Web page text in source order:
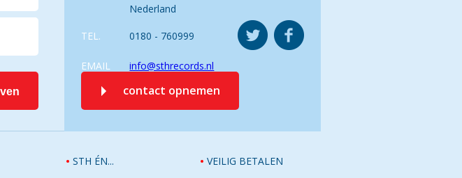
Nederland
TEL. 0180 - 760999
EMAIL info@sthrecords.nl
contact opnemen
VEILIG BETALEN
STH ÉN...